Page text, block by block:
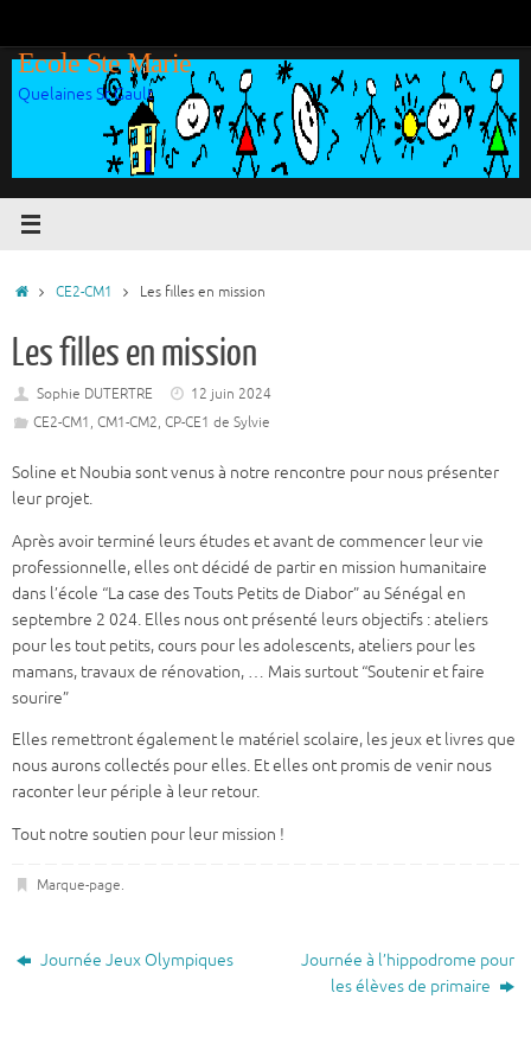
contenu
Ecole Ste Marie
Quelaines St Gault
Accueil
CE2-CM1 Les filles en mission
Les filles en mission
Sophie DUTERTRE
12 juin 2024
CE2-CM1, CM1-CM2, CP-CE1 de Sylvie
Soline et Noubia sont venus à notre rencontre pour nous présenter
leur projet.
Après avoir terminé leurs études et avant de commencer leur vie
professionnelle, elles ont décidé de partir en mission humanitaire
dans l’école “La case des Touts Petits de Diabor” au Sénégal en
septembre 2 024. Elles nous ont présenté leurs objectifs : ateliers
pour les tout petits, cours pour les adolescents, ateliers pour les
mamans, travaux de rénovation, … Mais surtout “Soutenir et faire
sourire”
Elles remettront également le matériel scolaire, les jeux et livres que
nous aurons collectés pour elles. Et elles ont promis de venir nous
raconter leur périple à leur retour.
Tout notre soutien pour leur mission !
Marque-page.
Journée Jeux Olympiques
Journée à l’hippodrome pour
les élèves de primaire